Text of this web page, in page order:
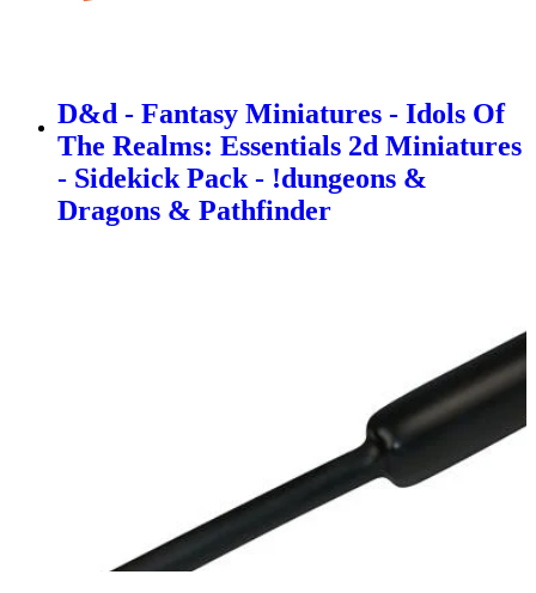
D&d - Fantasy Miniatures - Idols Of
The Realms: Essentials 2d Miniatures
- Sidekick Pack - !dungeons &
Dragons & Pathfinder